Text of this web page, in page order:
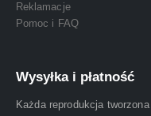
Reklamacje
Pomoc i FAQ
Wysyłka i płatność
Każda reprodukcja